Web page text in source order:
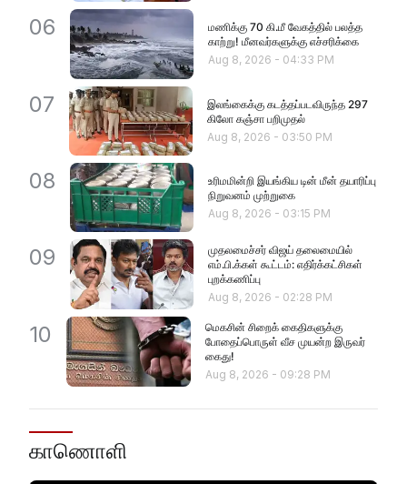
06
மணிக்கு 70 கி.மீ வேகத்தில் பலத்த
காற்று! மீனவர்களுக்கு எச்சரிக்கை
Aug 8, 2026 - 04:33 PM
07
இலங்கைக்கு கடத்தப்படவிருந்த 297
கிலோ கஞ்சா பறிமுதல்
Aug 8, 2026 - 03:50 PM
08
உரிமமின்றி இயங்கிய டின் மீன் தயாரிப்பு
நிறுவனம் முற்றுகை
Aug 8, 2026 - 03:15 PM
09
முதலமைச்சர் விஜய் தலைமையில்
எம்.பி.க்கள் கூட்டம்: எதிர்க்கட்சிகள்
புறக்கணிப்பு
Aug 8, 2026 - 02:28 PM
10
மெகசின் சிறைக் கைதிகளுக்கு
போதைப்பொருள் வீச முயன்ற இருவர்
கைது!
Aug 8, 2026 - 09:28 PM
காணொளி